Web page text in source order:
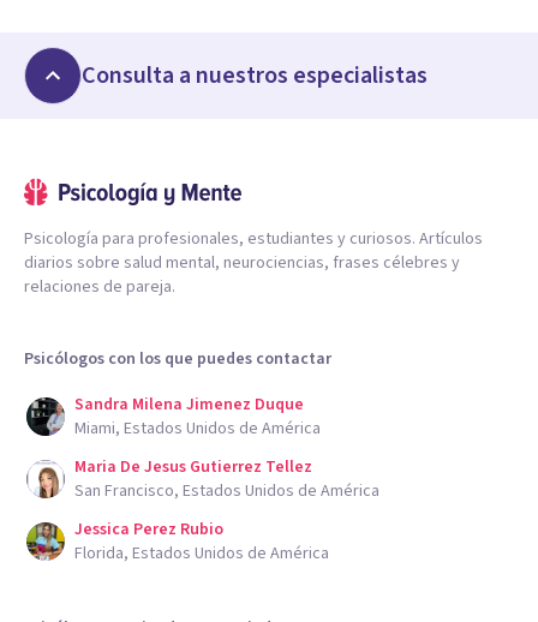
Consulta a nuestros especialistas
Psicología para profesionales, estudiantes y curiosos. Artículos
diarios sobre salud mental, neurociencias, frases célebres y
relaciones de pareja.
Psicólogos con los que puedes contactar
Sandra Milena Jimenez Duque
Miami, Estados Unidos de América
Maria De Jesus Gutierrez Tellez
San Francisco, Estados Unidos de América
Jessica Perez Rubio
Florida, Estados Unidos de América